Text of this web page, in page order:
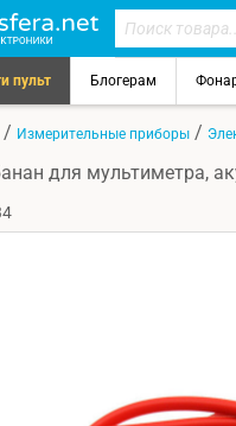
пульт Блогерам
/ Измерительные приборы /
для мультиметра,